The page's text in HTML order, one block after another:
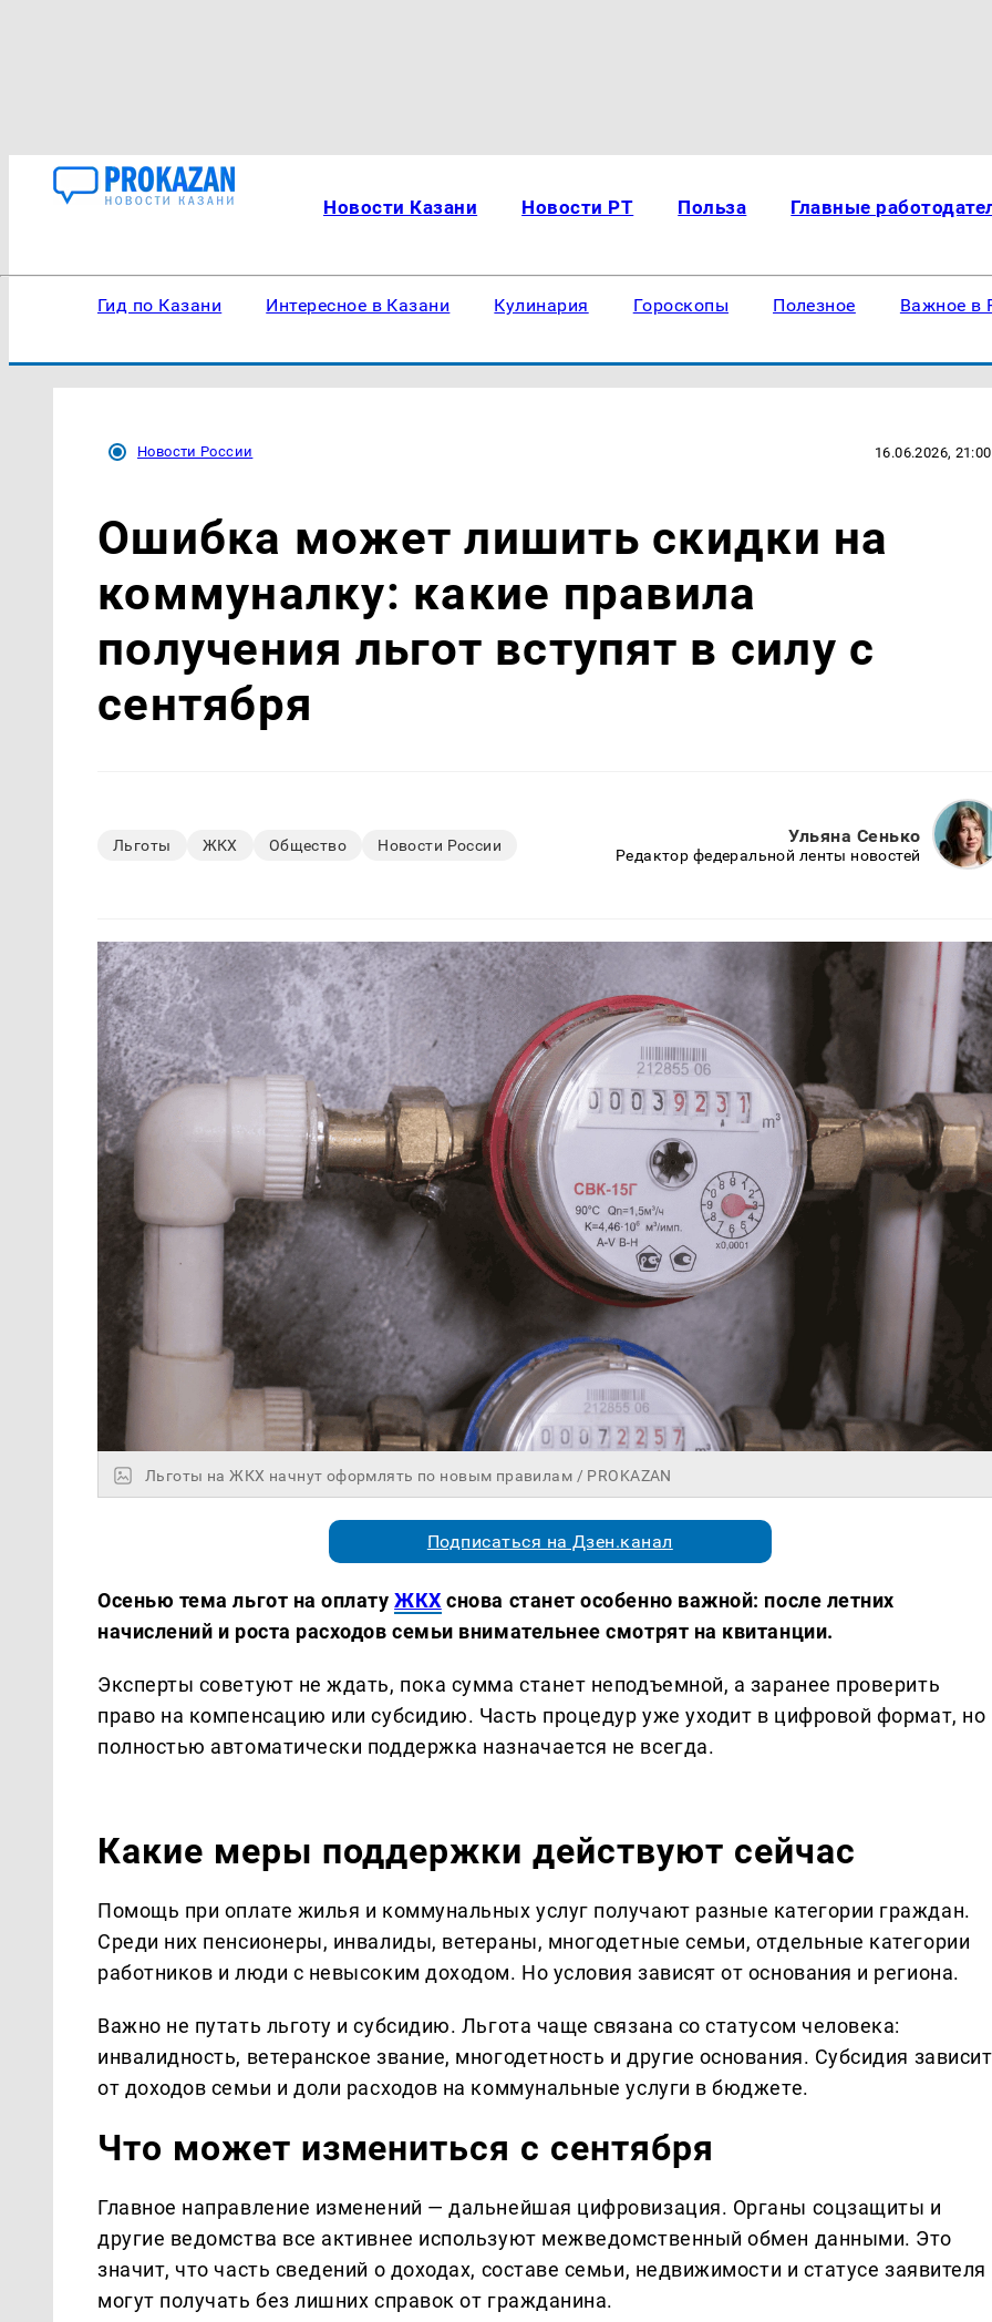
Новости Казани Новости РТ Польза Главные
Гид по Казани Интересное в Казани Кулинария Гороскопы Полезное Важное в
Новости России 16.06.2026, 21:00
Ошибка может лишить скидки на
коммуналку: какие правила
получения льгот вступят в силу с
сентября
Льготы ЖКХ Общество Новости России Ульяна Сенько
Редактор федеральной ленты новостей
Льготы на ЖКХ начнут оформлять по новым правилам / PROKAZAN
Подписаться на Дзен.канал
Осенью тема льгот на оплатуЖКХ снова станет особенно важной: после летних
начислений и роста расходов семьи внимательнее смотрят на квитанции.
Эксперты советуют не ждать, пока сумма станет неподъемной, а заранее проверить
право на компенсацию или субсидию. Часть процедур уже уходит в цифровой формат, но
полностью автоматически поддержка назначается не всегда.
Какие меры поддержки действуют сейчас
Помощь при оплате жилья и коммунальных услуг получают разные категории граждан.
Среди них пенсионеры, инвалиды, ветераны, многодетные семьи, отдельные категории
работников и люди с невысоким доходом. Но условия зависят от основания и региона.
Важно не путать льготу и субсидию. Льгота чаще связана со статусом человека:
инвалидность, ветеранское звание, многодетность и другие основания. Субсидия зависит
от доходов семьи и доли расходов на коммунальные услуги в бюджете.
Что может измениться с сентября
Главное направление изменений — дальнейшая цифровизация. Органы соцзащиты и
другие ведомства все активнее используют межведомственный обмен данными. Это
значит, что часть сведений о доходах, составе семьи, недвижимости и статусе заявителя
могут получать без лишних справок от гражданина.